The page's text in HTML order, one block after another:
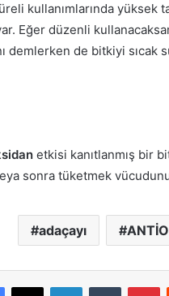
kullanımlarında
Eğer düzenli
demlerken de bitkiyi
etkisi kanıtlanmış bir
sonra tüketmek
adaçayı
Facebook
X LinkedInTumblr